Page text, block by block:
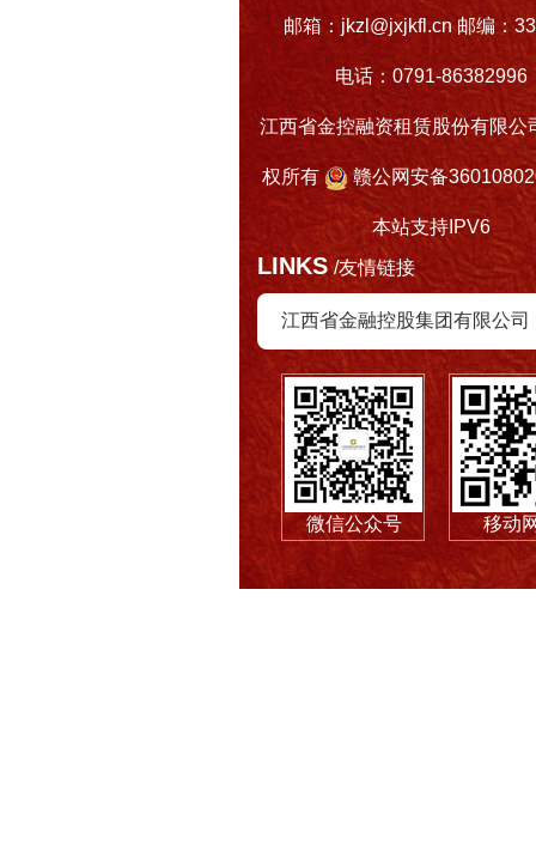
邮箱：jkzl@jxjkfl.cn 邮编：
电话：0791-86382996
江西省金控融资租赁股份有限公
权所有 赣公网安备
本站支持IPV6
LINKS /友情链接
江西省金融控股集团有限公司
微信公众号 移动